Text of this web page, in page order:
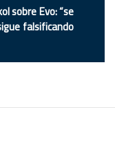
sobre Evo: “se
falsificando